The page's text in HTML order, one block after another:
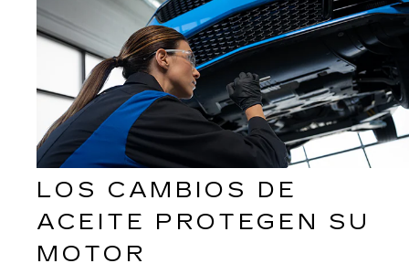
LOS CAMBIOS DE
ACEITE PROTEGEN SU
MOTOR